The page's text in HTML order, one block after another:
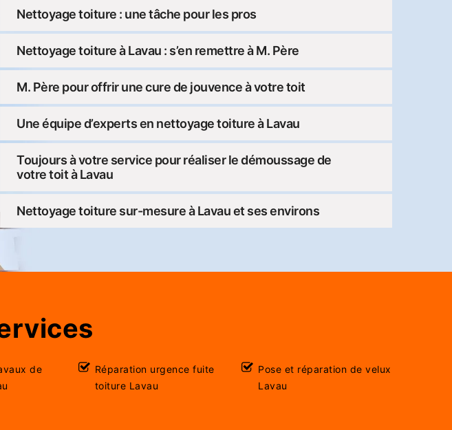
Nettoyage toiture : une tâche pour les pros
Nettoyage toiture à Lavau : s’en remettre à M. Père
M. Père pour offrir une cure de jouvence à votre toit
Une équipe d’experts en nettoyage toiture à Lavau
Toujours à votre service pour réaliser le démoussage de
votre toit à Lavau
Nettoyage toiture sur-mesure à Lavau et ses environs
de
Réparation urgence fuite
toiture Lavau
Pose et réparation de velux
Lavau